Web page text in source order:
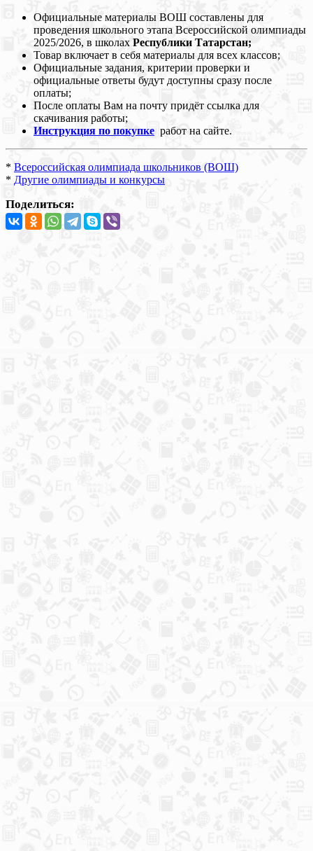
Официальные материалы ВОШ составлены для
проведения школьного этапа Всероссийской олимпиады
2025/2026, в школах Республики Татарстан;
Товар включает в себя материалы для всех классов;
Официальные задания, критерии проверки и
официальные ответы будут доступны сразу после
оплаты;
После оплаты Вам на почту придёт ссылка для
скачивания работы;
Инструкция по покупке работ на сайте.
* Всероссийская олимпиада школьников (ВОШ)
* Другие олимпиады и конкурсы
Поделиться: